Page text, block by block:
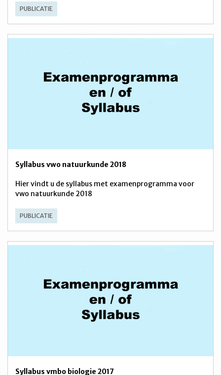
PUBLICATIE
Syllabus vwo natuurkunde 2018
Hier vindt u de syllabus met examenprogramma voor
vwo natuurkunde 2018
PUBLICATIE
Syllabus vmbo biologie 2017